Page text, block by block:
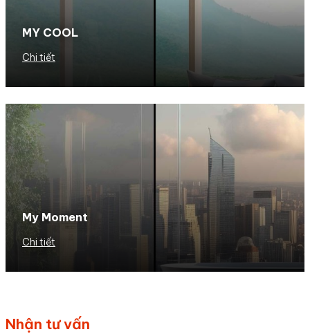
MY COOL
Chi tiết
My Moment
Chi tiết
Nhận tư vấn